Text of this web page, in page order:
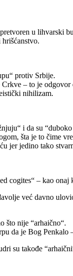
u lihvarski
protiv Srbije.
– to je
nihilizam.
i da su
šta je to čime
jer jedino tako
cogites“ – kao
već davno
što nije “arhaično“.
da je Bog
su takođe